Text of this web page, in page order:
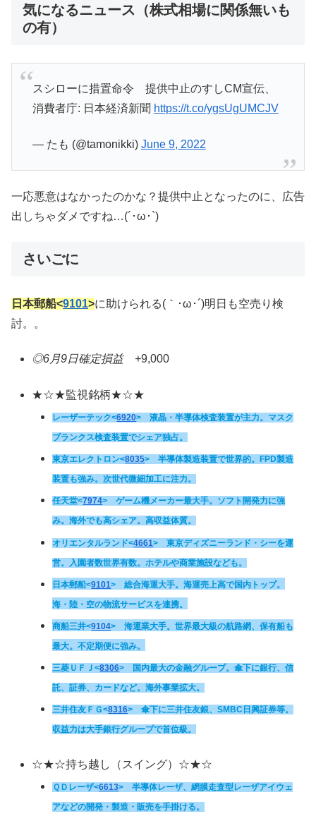
気になるニュース（株式相場に関係無いも
の有）
スシローに措置命令 提供中止のすしCM宣伝、
消費者庁: 日本経済新聞 https://t.co/ygsUgUMCJV
— たも (@tamonikki) June 9, 2022
一応悪意はなかったのかな？提供中止となったのに、広告
出しちゃダメですね…(´･ω･`)
さいごに
日本郵船<9101>に助けられる(｀･ω･´)明日も空売り検
討。。
◎6月9日確定損益 +9,000
★☆★監視銘柄★☆★
レーザーテック<6920> 液晶・半導体検査装置が主力。マスク
ブランクス検査装置でシェア独占。
東京エレクトロン<8035> 半導体製造装置で世界的。FPD製造
装置も強み。次世代微細加工に注力。
任天堂<7974> ゲーム機メーカー最大手。ソフト開発力に強
み。海外でも高シェア。高収益体質。
オリエンタルランド<4661> 東京ディズニーランド・シーを運
営。入園者数世界有数。ホテルや商業施設なども。
日本郵船<9101> 総合海運大手。海運売上高で国内トップ。
海・陸・空の物流サービスを連携。
商船三井<9104> 海運業大手。世界最大級の航路網、保有船も
最大。不定期便に強み。
三菱ＵＦＪ<8306> 国内最大の金融グループ。傘下に銀行、信
託、証券、カードなど。海外事業拡大。
三井住友ＦＧ<8316> 傘下に三井住友銀、SMBC日興証券等。
収益力は大手銀行グループで首位級。
☆★☆持ち越し（スイング）☆★☆
ＱＤレーザ<6613> 半導体レーザ、網膜走査型レーザアイウェ
アなどの開発・製造・販売を手掛ける。